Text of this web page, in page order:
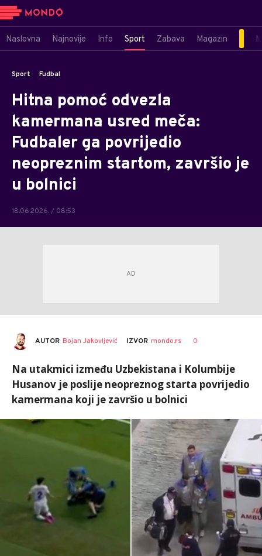
Naslovna Najnovije Info Sport Zabava Magazin
Sport Fudbal
Hitna pomoć odvezla
kamermana usred meča:
Fudbaler ga povrijedio
neopreznim startom, završio je
u bolnici
18.06.2026. / 08:53
AUTOR Bojan Jakovljević IZVOR mondo.rs 0
Na utakmici između Uzbekistana i Kolumbije
Husanov je poslije neopreznog starta povrijedio
kamermana koji je završio u bolnici